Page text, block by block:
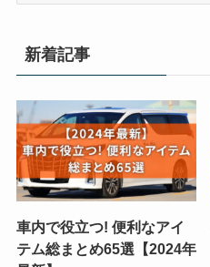
リ
ー
新着記事
車内で役立つ! 便利なアイ
テム総まとめ65選【2024年